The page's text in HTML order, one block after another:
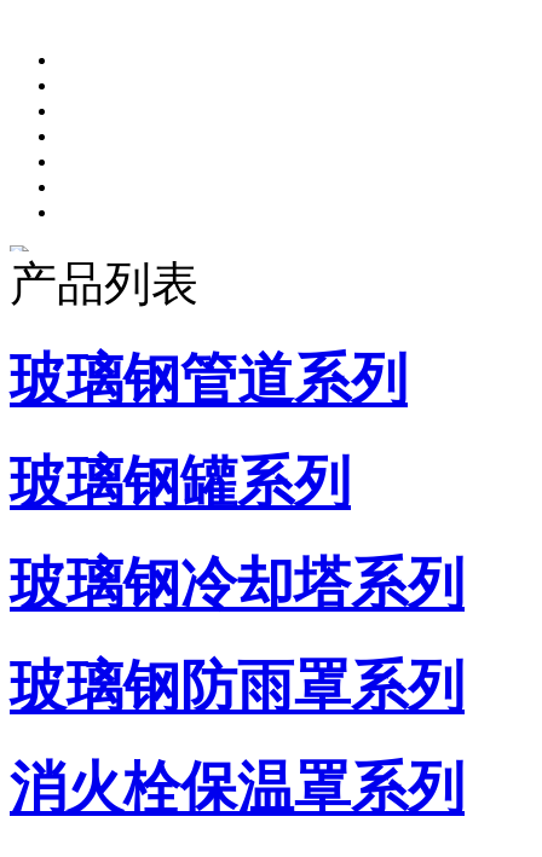
产品列表
玻璃钢管道系列
玻璃钢罐系列
玻璃钢冷却塔系列
玻璃钢防雨罩系列
消火栓保温罩系列